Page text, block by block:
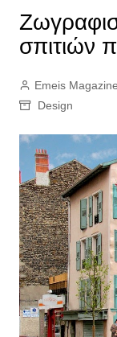
σπιτιών
Emeis Magazine
Design